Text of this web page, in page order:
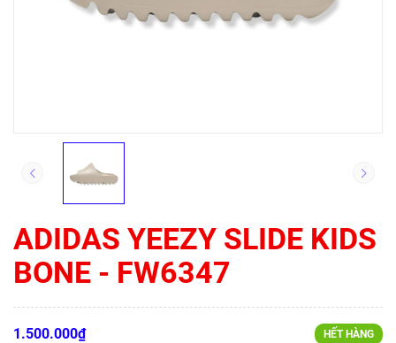
ADIDAS YEEZY SLIDE KIDS
BONE - FW6347
1.500.000₫ HẾT HÀNG